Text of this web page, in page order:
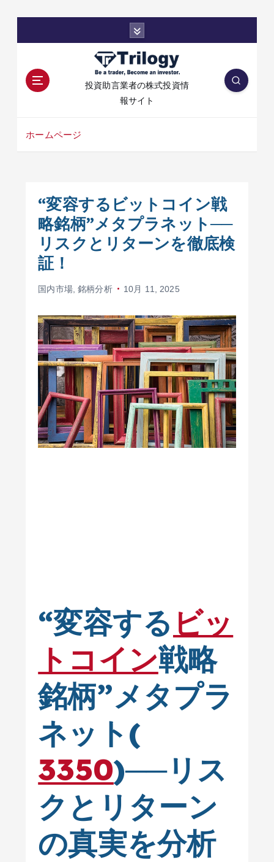
投資助言業者の株式投資情
報サイト
ホームページ
“変容するビットコイン戦
略銘柄”メタプラネット──
リスクとリターンを徹底検
証！
国内市場,銘柄分析 10月 11, 2025
“変容する ビッ
トコイン戦略
銘柄”メタプラ
ネット(
3350)──リス
クとリターン
の真実を分析